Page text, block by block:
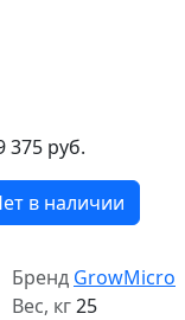
Бренд GrowMicro
Вес, кг25
375 руб.
в наличии